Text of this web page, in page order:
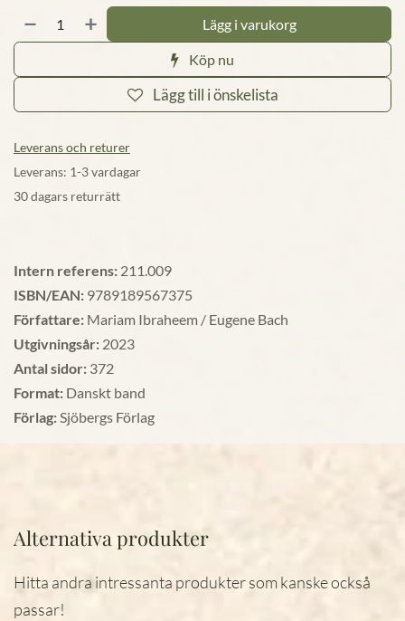
Lägg i varukorg
Köp nu
Lägg till i önskelista
Leverans och returer
Leverans: 1-3 vardagar
30 dagars returrätt
Intern referens: 211.009
ISBN/EAN: 9789189567375
Författare: Mariam Ibraheem / Eugene Bach
Utgivningsår: 2023
Antal sidor: 372
Format: Danskt band
Förlag:Sjöbergs Förlag
Alternativa produkter
Hitta andra intressanta produkter som kanske också
passar!